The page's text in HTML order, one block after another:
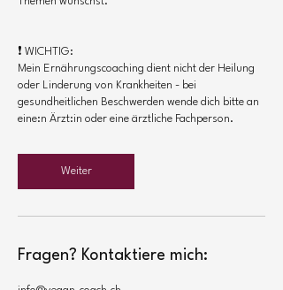
❗ WICHTIG:
Mein Ernährungscoaching dient nicht der Heilung
oder Linderung von Krankheiten - bei
gesundheitlichen Beschwerden wende dich bitte an
eine:n Ärzt:in oder eine ärztliche Fachperson.
Weiter
Fragen? Kontaktiere mich: